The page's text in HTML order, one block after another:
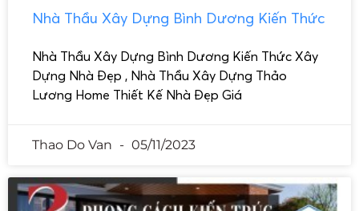
Nhà Thầu Xây Dựng Bình Dương Kiến Thức
Nhà Thầu Xây Dựng Bình Dương Kiến Thức Xây
Dựng Nhà Đẹp , Nhà Thầu Xây Dựng Thảo
Lương Home Thiết Kế Nhà Đẹp Giá
Thao Do Van 05/11/2023